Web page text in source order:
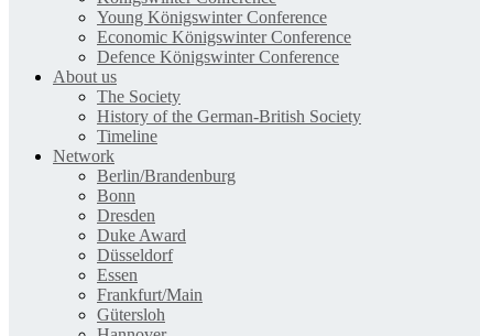
Young Königswinter Conference
Economic Königswinter Conference
Defence Königswinter Conference
About us
The Society
History of the German-British Society
Timeline
Network
Berlin/Brandenburg
Bonn
Dresden
Duke Award
Düsseldorf
Essen
Frankfurt/Main
Gütersloh